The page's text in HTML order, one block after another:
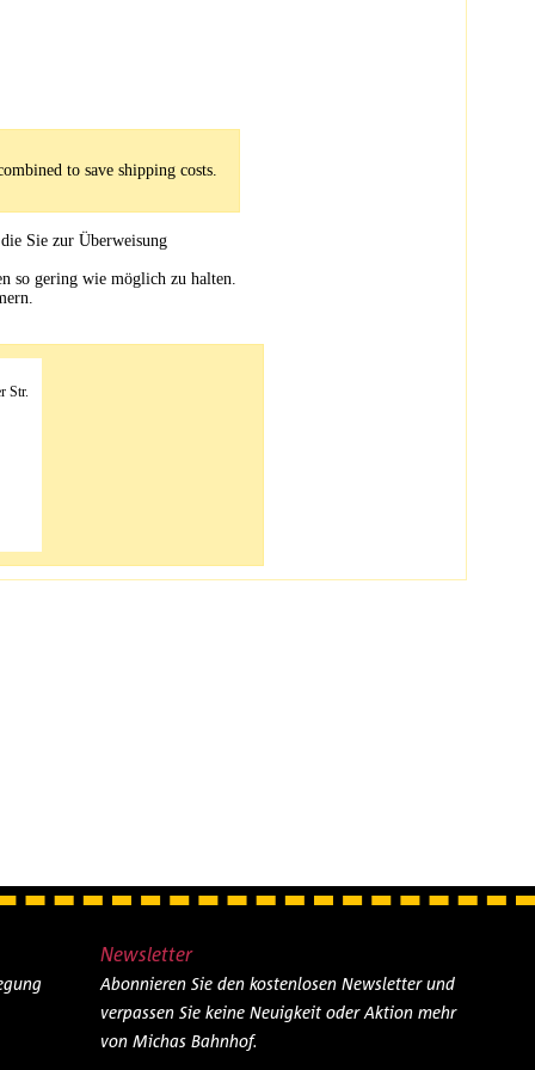
to save shipping costs.
Sie zur Überweisung
so gering wie möglich zu halten.
Str.
Newsletter
Abonnieren Sie den kostenlosen Newsletter und
verpassen Sie keine Neuigkeit oder Aktion mehr
von Michas Bahnhof.